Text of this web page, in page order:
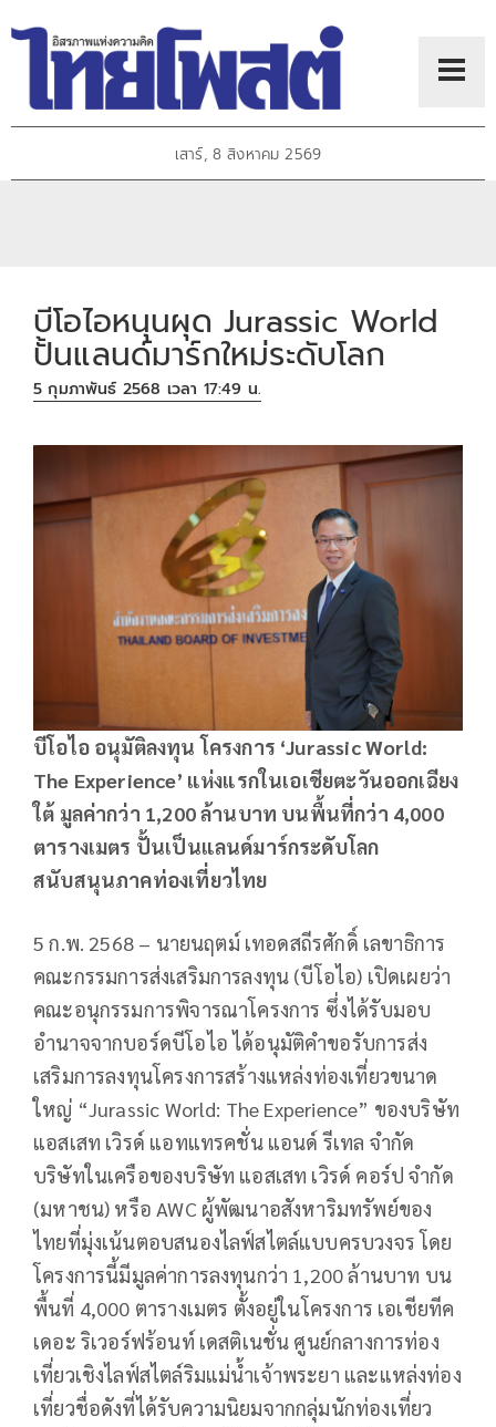
เสาร์, 8 สิงหาคม 2569
บีโอไอหนุนผุด Jurassic World
ปั้นแลนด์มาร์กใหม่ระดับโลก
5 กุมภาพันธ์ 2568 เวลา 17:49 น.
บีโอไอ อนุมัติลงทุน โครงการ ‘Jurassic World:
The Experience’ แห่งแรกในเอเชียตะวันออกเฉียง
ใต้ มูลค่ากว่า 1,200 ล้านบาท บนพื้นที่กว่า 4,000
ตารางเมตร ปั้นเป็นแลนด์มาร์กระดับโลก
สนับสนุนภาคท่องเที่ยวไทย
5 ก.พ. 2568 – นายนฤตม์ เทอดสถีรศักดิ์ เลขาธิการ
คณะกรรมการส่งเสริมการลงทุน (บีโอไอ) เปิดเผยว่า
คณะอนุกรรมการพิจารณาโครงการ ซึ่งได้รับมอบ
อำนาจจากบอร์ดบีโอไอ ได้อนุมัติคำขอรับการส่ง
เสริมการลงทุนโครงการสร้างแหล่งท่องเที่ยวขนาด
ใหญ่ “Jurassic World: The Experience” ของบริษัท
แอสเสท เวิรด์ แอทแทรคชั่น แอนด์ รีเทล จำกัด
บริษัทในเครือของบริษัท แอสเสท เวิรด์ คอร์ป จำกัด
(มหาชน) หรือ AWC ผู้พัฒนาอสังหาริมทรัพย์ของ
ไทยที่มุ่งเน้นตอบสนองไลฟ์สไตล์แบบครบวงจร โดย
โครงการนี้มีมูลค่าการลงทุนกว่า 1,200 ล้านบาท บน
พื้นที่ 4,000 ตารางเมตร ตั้งอยู่ในโครงการ เอเชียทีค
เดอะ ริเวอร์ฟร้อนท์ เดสติเนชั่น ศูนย์กลางการท่อง
เที่ยวเชิงไลฟ์สไตล์ริมแม่น้ำเจ้าพระยา และแหล่งท่อง
เที่ยวชื่อดังที่ได้รับความนิยมจากกลุ่มนักท่องเที่ยว